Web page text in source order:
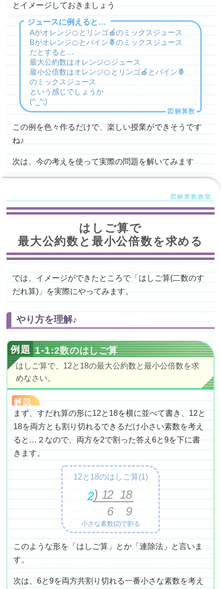
とイメージしておきましょう
ジュースに例えると…
Aがオレンジ🍊とリンゴ🍎のミックスジュース
Bがオレンジ🍊とパイン🍍のミックスジュース
だとすると…
最大公約数はオレンジ🍊ジュース
最小公倍数はオレンジ🍊とリンゴ🍎とパイン🍍
のミックスジュース
という感じでしょうか
(^_^;)
この例を色々作るだけで、楽しい授業ができそうです
ね♪
次は、今の考えを使って実際の問題を解いてみます
はしご算で
最大公約数と最小公倍数を求める
では、イメージができたところで「はしご算(二数のす
だれ算)」を実際にやってみます。
やり方を理解♪
1-1:2数のはしご算
はしご算で、12と18の最大公約数と最小公倍数を求
めなさい。
解説
まず、すだれ算の形に12と18を横に並べて書き、12と
18を両方とも割り切れるできるだけ小さい素数を考え
ると…２なので、両方を2で割った答え6と9を下に書
きます。
12と18のはしご算(1)
2 12 18
6
9
小さな素数(2)で割る
このような形を「はしご算」とか「連除法」と言いま
す。
次は、6と9を両方共割り切れる一番小さな素数を考え